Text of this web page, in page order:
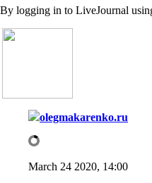
By logging in to LiveJournal
olegmakarenko.ru
March 24 2020, 14:00